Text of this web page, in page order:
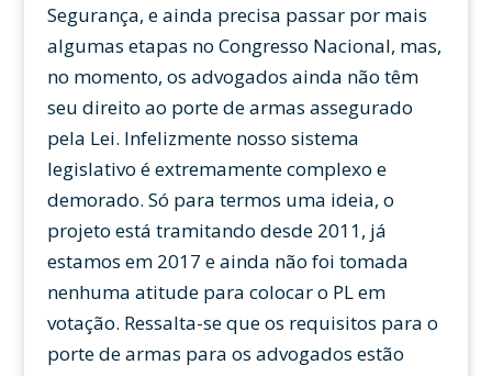
Segurança, e ainda precisa passar por mais
algumas etapas no Congresso Nacional, mas,
no momento, os advogados ainda não têm
seu direito ao porte de armas assegurado
pela Lei. Infelizmente nosso sistema
legislativo é extremamente complexo e
demorado. Só para termos uma ideia, o
projeto está tramitando desde 2011, já
estamos em 2017 e ainda não foi tomada
nenhuma atitude para colocar o PL em
votação. Ressalta-se que os requisitos para o
porte de armas para os advogados estão